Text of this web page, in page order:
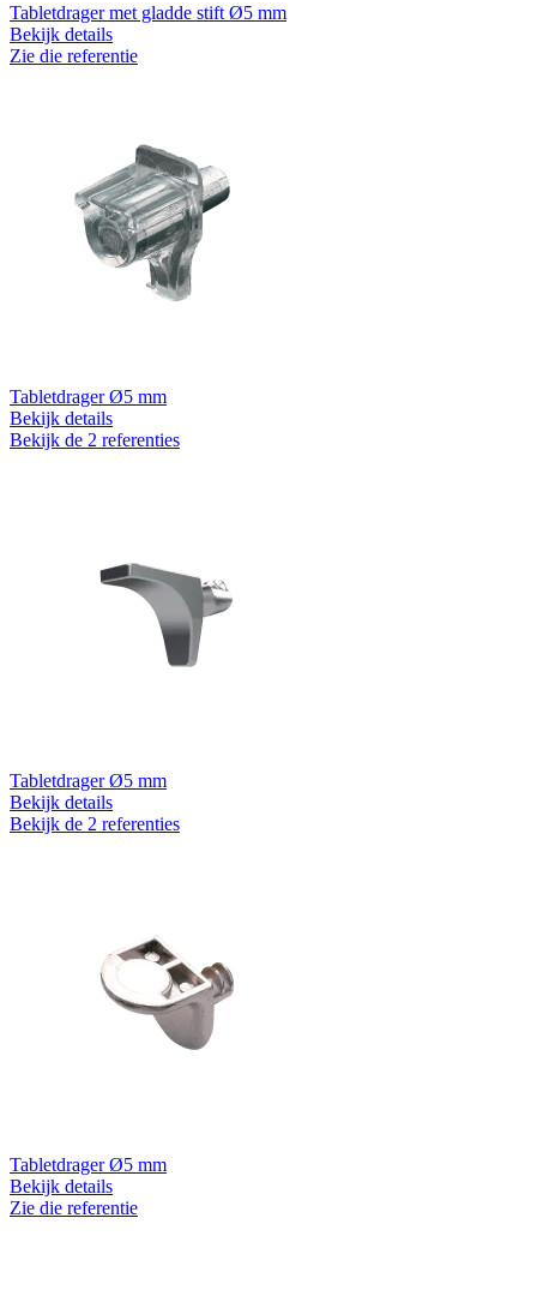
Tabletdrager met gladde stift Ø5 mm
Bekijk details
Zie die referentie
Tabletdrager Ø5 mm
Bekijk details
Bekijk de 2 referenties
Tabletdrager Ø5 mm
Bekijk details
Bekijk de 2 referenties
Tabletdrager Ø5 mm
Bekijk details
Zie die referentie